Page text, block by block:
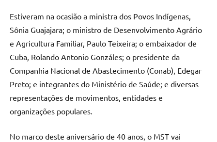
Estiveram na ocasião a ministra dos Povos Indígenas,
Sônia Guajajara; o ministro de Desenvolvimento Agrário
e Agricultura Familiar, Paulo Teixeira; o embaixador de
Cuba, Rolando Antonio Gonzáles; o presidente da
Companhia Nacional de Abastecimento (Conab), Edegar
Preto; e integrantes do Ministério de Saúde; e diversas
representações de movimentos, entidades e
organizações populares.
No marco deste aniversário de 40 anos, o MST vai